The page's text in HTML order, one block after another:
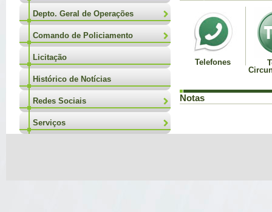
Depto. Geral de Operações
Comando de Policiamento
Licitação
Histórico de Notícias
Redes Sociais
Serviços
Telefones
Notas